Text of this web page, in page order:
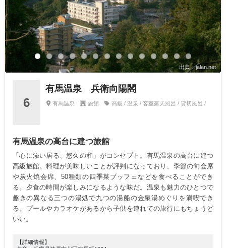
出典：jalan.net
6
有馬温泉 兵衛向陽閣
有馬温泉 旅館 高級 / 温泉 / 客室露天風呂 / 貸切風呂 /
有馬温泉の高台に建つ旅館
「心に添い居る、悠久の和」がコンセプト。有馬温泉の高台に建つ
高級旅館。料理が美味しいことが評判になっており、季節の旬会席
や炭火焼会席、50種類の四季菜ブッフェなどを食べることができ
る。夕食の時間が楽しみになるような味だ。温泉も魅力のひとつで
趣きの異なる三つの湯処で九つの湯船の金泉湯めぐりを満喫でき
る。プールやカラオケがあるから子供を連れての旅行にもちょうど
いい。
【詳細情報】